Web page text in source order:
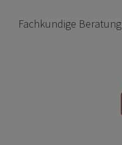
Fachkundige Beratung